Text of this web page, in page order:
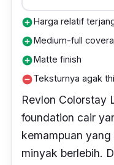
add_circleHarga relatif
add_circleMedium-full
add_circleMatte finish
remove_circleTeksturnya agak
Revlon Colorstay
foundation cair
kemampuan
minyak berlebih.